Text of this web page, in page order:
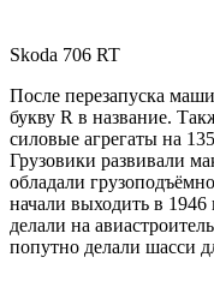
Skoda 706 RT
После перезапуска
букву R в название.
силовые агрегаты на
Грузовики развивали
обладали
начали выходить в 1946
делали на
попутно делали шасси